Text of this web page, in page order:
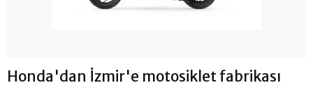
Honda'dan İzmir'e motosiklet fabrikası